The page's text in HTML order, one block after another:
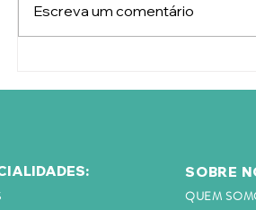
Escreva um comentário
SOBRE
QUEM SOM